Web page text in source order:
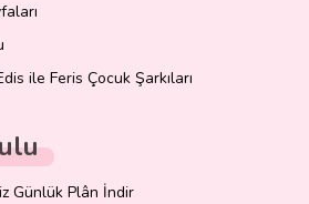
ile Feris Çocuk Şarkıları
Günlük Plân İndir